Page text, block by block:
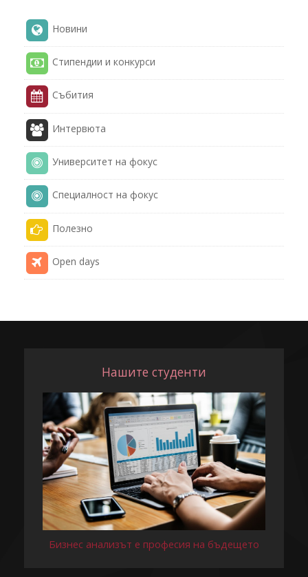
Новини
Стипендии и конкурси
Събития
Интервюта
Университет на фокус
Специалност на фокус
Полезнo
Open days
Нашите студенти
Бизнес анализът е професия на бъдещето